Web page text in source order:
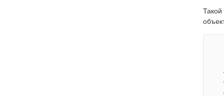
Такой